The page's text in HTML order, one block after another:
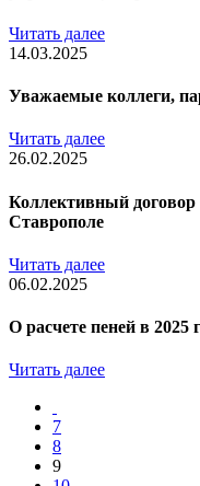
Читать далее
14.03.2025
Уважаемые коллеги,
Читать далее
26.02.2025
Коллективный
Ставрополе
Читать далее
06.02.2025
О расчете пеней в 2025
Читать далее
7
8
9